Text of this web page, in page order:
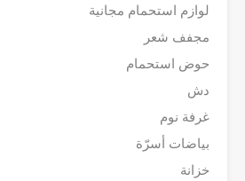
لوازم استحمام مجانية
مجفف شعر
حوض استحمام
دش
غرفة نوم
بياضات أسرّة
خزانة